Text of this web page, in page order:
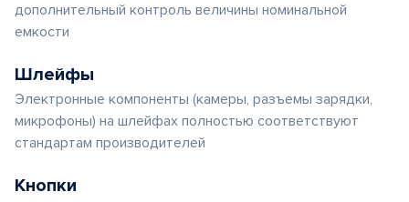
дополнительный контроль величины номинальной
емкости
Шлейфы
Электронные компоненты (камеры, разъемы зарядки,
микрофоны) на шлейфах полностью соответствуют
стандартам производителей
Кнопки